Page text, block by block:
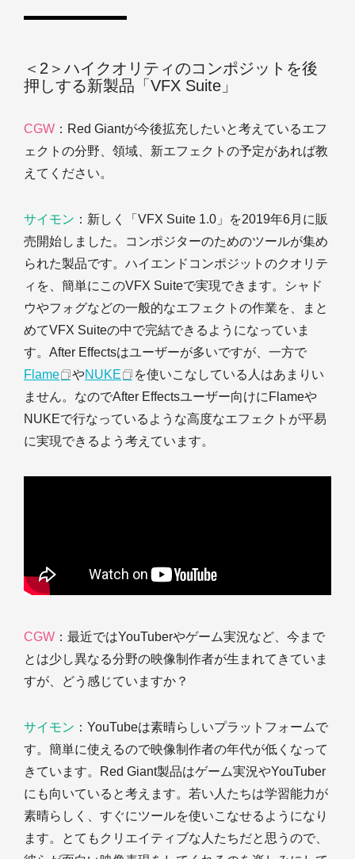
＜2＞ハイクオリティのコンポジットを後
押しする新製品「VFX Suite」
CGW ：Red Giantが今後拡充したいと考えているエフ
ェクトの分野、領域、新エフェクトの予定があれば教
えてください。
サイモン ：新しく「VFX Suite 1.0」を2019年6月に販
売開始しました。コンポジターのためのツールが集め
られた製品です。ハイエンドコンポジットのクオリテ
ィを、簡単にこのVFX Suiteで実現できます。シャド
ウやフォグなどの一般的なエフェクトの作業を、まと
めてVFX Suiteの中で完結できるようになっていま
す。After Effectsはユーザーが多いですが、一方で
Flame
やNUKE
を使いこなしている人はあまりい
ません。なのでAfter Effectsユーザー向けにFlameや
NUKEで行なっているような高度なエフェクトが平易
に実現できるよう考えています。
CGW ：最近ではYouTuberやゲーム実況など、今まで
とは少し異なる分野の映像制作者が生まれてきていま
すが、どう感じていますか？
サイモン ：YouTubeは素晴らしいプラットフォームで
す。簡単に使えるので映像制作者の年代が低くなって
きています。Red Giant製品はゲーム実況やYouTuber
にも向いていると考えます。若い人たちは学習能力が
素晴らしく、すぐにツールを使いこなせるようになり
ます。とてもクリエイティブな人たちだと思うので、